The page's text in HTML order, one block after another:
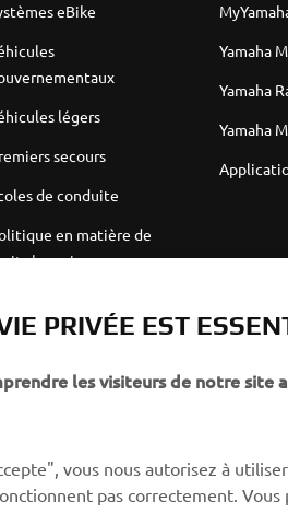
eBike
légers
secours
de conduite
en matière de
humains
techniques
Safety Data
Yamaha
Yamaha
Yamaha
PRIVÉE EST
les visiteurs de notre
vous nous autorisez à
pas correctement.